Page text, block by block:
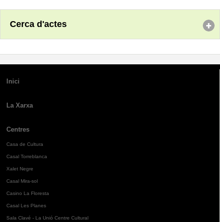
Cerca d'actes
Inici
La Xarxa
Centres
Casa de Cultura
Casal Torreblanca
Xalet Negre
Casal Mira-sol
Casino La Floresta
Casal Les Planes
Sala Clavé - La Unió Centre Cultural